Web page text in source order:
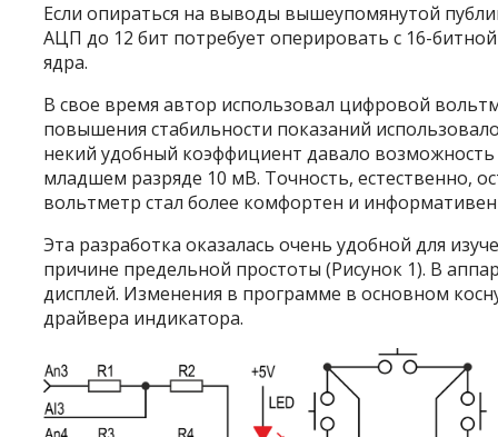
Если опираться на выводы вышеупомянутой
АЦП до 12 бит потребует оперировать с 16-
ядра.
В свое время автор использовал цифровой
повышения стабильности показаний
некий удобный коэффициент давало
младшем разряде 10 мВ. Точность, естественно,
вольтметр стал более комфортен и
Эта разработка оказалась очень удобной для
причине предельной простоты (Рисунок 1). В
дисплей. Изменения в программе в основном
драйвера индикатора.